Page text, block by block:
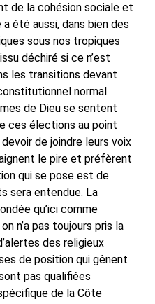
de la cohésion sociale et
été aussi, dans bien des
sous nos tropiques
déchiré si ce n’est
les transitions devant
normal.
de Dieu se sentent
ces élections au point
de joindre leurs voix
le pire et préfèrent
qui se pose est de
sera entendue. La
qu’ici comme
n’a pas toujours pris la
des religieux
de position qui gênent
pas qualifiées
de la Côte